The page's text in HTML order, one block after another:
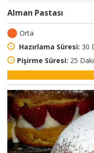
Alman Pastası
Orta
Hazırlama Süresi: 30
Pişirme Süresi: 25